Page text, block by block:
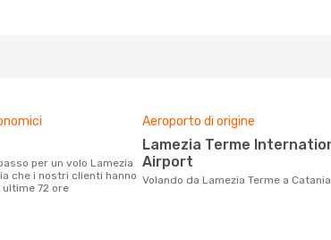
che i nostri clienti hanno
72 ore
Aeroporto di origine
Lamezia Terme International
Airport
Volando da Lamezia Terme a Catania